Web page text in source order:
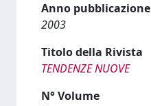
Anno pubblicazione
2003
Titolo della Rivista
TENDENZE NUOVE
N° Volume